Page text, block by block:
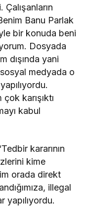
Banu Parlak
bir konuda beni
Dosyada
dışında yani
medyada o
karışıktı
kabul
kararının
kime
orada direkt
illegal
yapılıyordu.